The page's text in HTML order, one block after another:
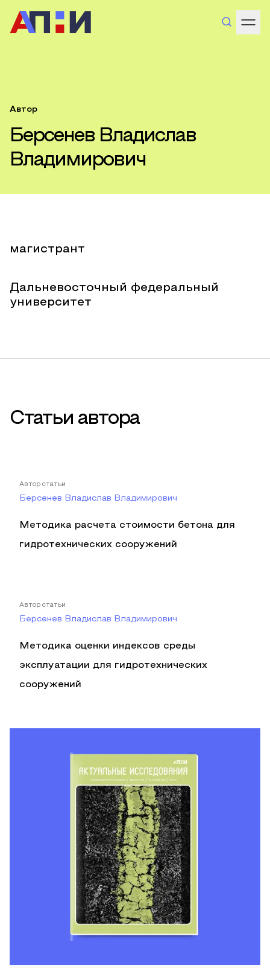
Автор
Берсенев Владислав
Владимирович
магистрант
Дальневосточный федеральный
университет
Статьи автора
Автор статьи
Берсенев Владислав Владимирович
Методика расчета стоимости бетона для
гидротехнических сооружений
Автор статьи
Берсенев Владислав Владимирович
Методика оценки индексов среды
эксплуатации для гидротехнических
сооружений